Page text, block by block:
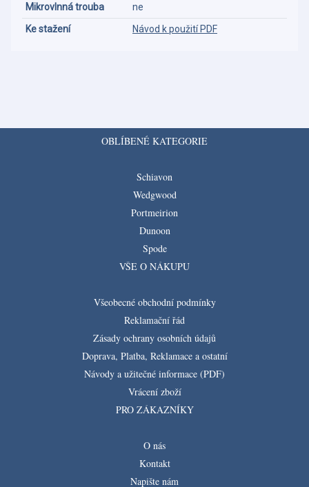
Mikrovlnná trouba
ne
Ke stažení
Návod k použití PDF
OBLÍBENÉ KATEGORIE
Schiavon
Wedgwood
Portmeirion
Dunoon
Spode
VŠE O NÁKUPU
Všeobecné obchodní podmínky
Reklamační řád
Zásady ochrany osobních údajů
Doprava, Platba, Reklamace a ostatní
Návody a užitečné informace (PDF)
Vrácení zboží
PRO ZÁKAZNÍKY
O nás
Kontakt
Napište nám